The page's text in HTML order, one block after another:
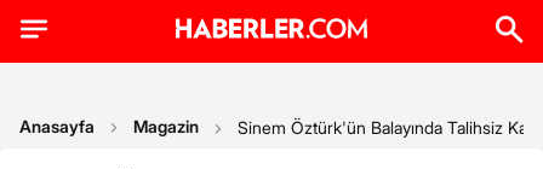
Anasayfa Magazin Sinem Öztürk'ün Balayında Talihsiz Kaza